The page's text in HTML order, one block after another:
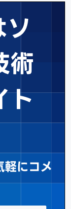
術
ト
にコメ